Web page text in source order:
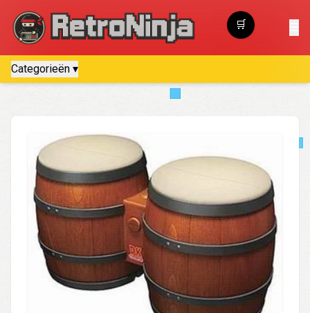
Categorieën ▾
🛒
Winkelwagen